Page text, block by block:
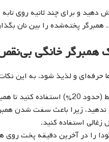
دهید و برای چند ثانیه روی
همبرگر پخته‌شده را بین نان
همبرگر خانگی
حرفه‌ای و لذیذ شود، به این
آبدار بماند.
ندهید، زیرا باعث سفت شدن
زغالی استفاده کنید.
را در آخرین دقیقه پخت روی